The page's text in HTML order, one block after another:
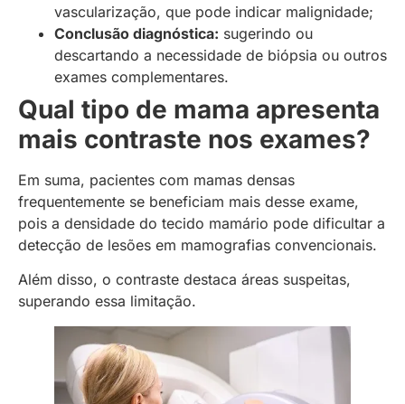
vascularização, que pode indicar malignidade;
Conclusão diagnóstica: sugerindo ou
descartando a necessidade de biópsia ou outros
exames complementares.
Qual tipo de mama apresenta
mais contraste nos exames?
Em suma, pacientes com mamas densas
frequentemente se beneficiam mais desse exame,
pois a densidade do tecido mamário pode dificultar a
detecção de lesões em mamografias convencionais.
Além disso, o contraste destaca áreas suspeitas,
superando essa limitação.